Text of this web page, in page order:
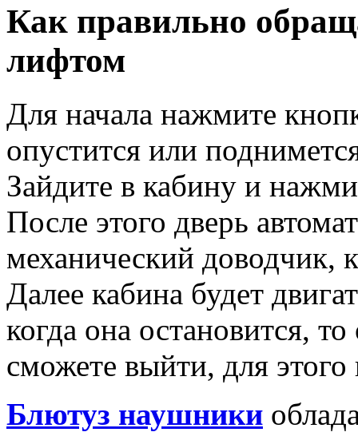
Как правильно
лифтом
Для начала нажмите
опустится или
Зайдите в кабину и
После этого дверь
механический доводчик,
Далее кабина будет
когда она остановится,
сможете выйти, для
Блютуз наушники